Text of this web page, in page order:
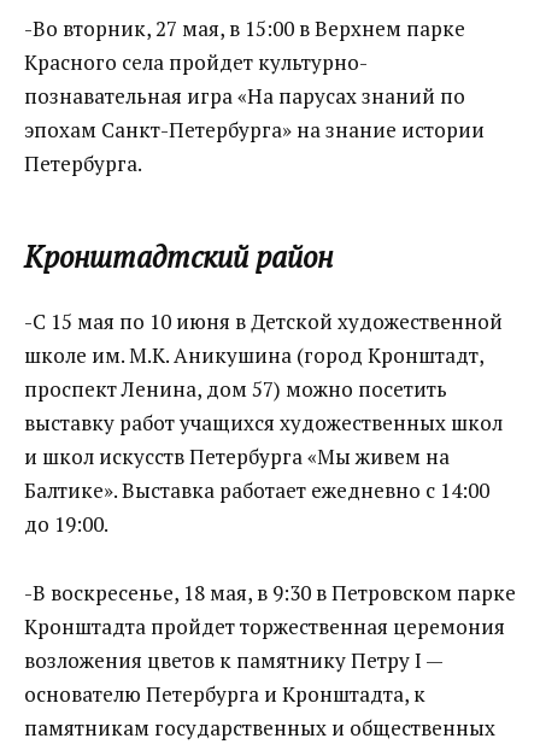
-Во вторник, 27 мая, в 15:00 в Верхнем парке
Красного села пройдет культурно-
познавательная игра «На парусах знаний по
эпохам Санкт-Петербурга» на знание истории
Петербурга.
Кронштадтский район
-С 15 мая по 10 июня в Детской художественной
школе им. М.К. Аникушина (город Кронштадт,
проспект Ленина, дом 57) можно посетить
выставку работ учащихся художественных школ
и школ искусств Петербурга «Мы живем на
Балтике». Выставка работает ежедневно с 14:00
до 19:00.
-В воскресенье, 18 мая, в 9:30 в Петровском парке
Кронштадта пройдет торжественная церемония
возложения цветов к памятнику Петру I —
основателю Петербурга и Кронштадта, к
памятникам государственных и общественных